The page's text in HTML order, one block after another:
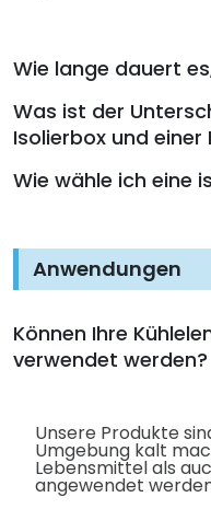
Wie lange dauert
Was ist der
Isolierbox und einer
Wie wähle ich eine
Anwendungen
Können Ihre
verwendet werden?
Unsere Produkte
Umgebung kalt
Lebensmittel als
angewendet